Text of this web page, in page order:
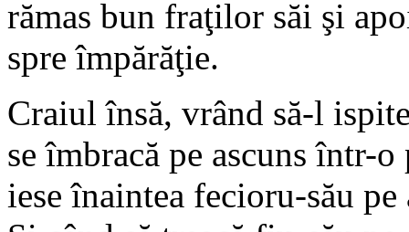
rămas bun fraţilor săi şi
spre împărăţie.
Craiul însă, vrând să-l
se îmbracă pe ascuns într-
iese înaintea fecioru-său